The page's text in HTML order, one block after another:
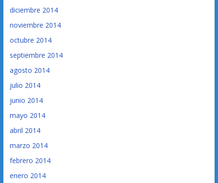
diciembre 2014
noviembre 2014
octubre 2014
septiembre 2014
agosto 2014
julio 2014
junio 2014
mayo 2014
abril 2014
marzo 2014
febrero 2014
enero 2014